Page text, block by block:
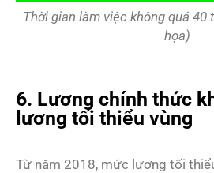
Thời gian làm việc không quá
họa)
6. Lương chính thức
lương tối thiểu vùng
Từ năm 2018, mức lương tối